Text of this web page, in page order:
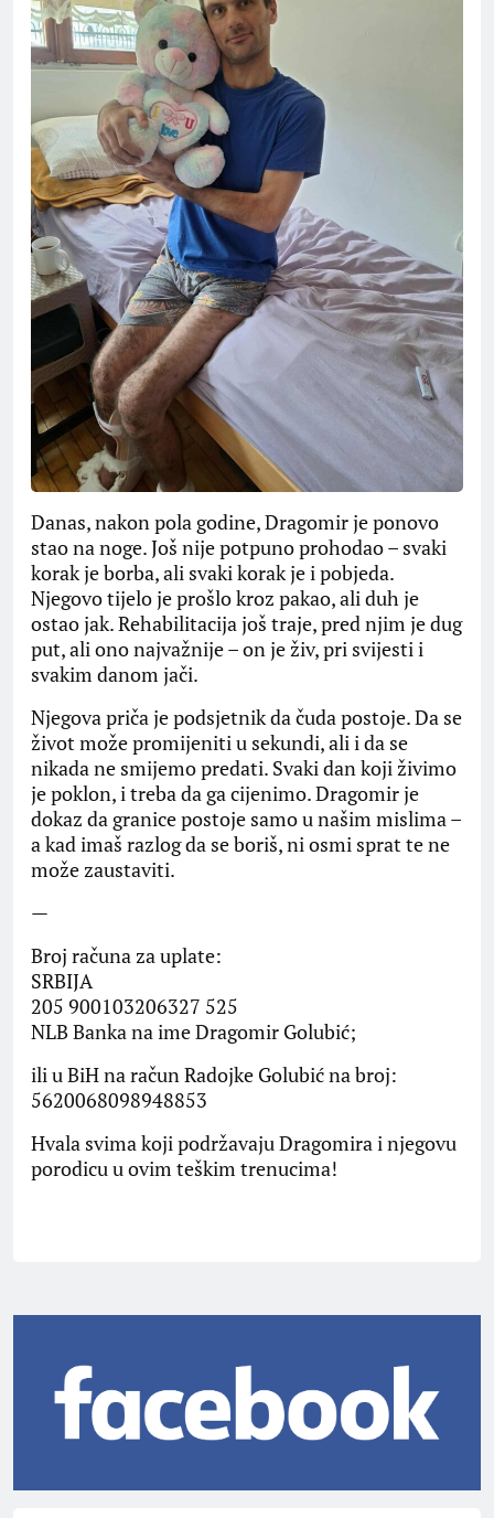
Danas, nakon pola godine, Dragomir je ponovo
stao na noge. Još nije potpuno prohodao – svaki
korak je borba, ali svaki korak je i pobjeda.
Njegovo tijelo je prošlo kroz pakao, ali duh je
ostao jak. Rehabilitacija još traje, pred njim je dug
put, ali ono najvažnije – on je živ, pri svijesti i
svakim danom jači.
Njegova priča je podsjetnik da čuda postoje. Da se
život može promijeniti u sekundi, ali i da se
nikada ne smijemo predati. Svaki dan koji živimo
je poklon, i treba da ga cijenimo. Dragomir je
dokaz da granice postoje samo u našim mislima –
a kad imaš razlog da se boriš, ni osmi sprat te ne
može zaustaviti.
—
Broj računa za uplate:
SRBIJA
205 900103206327 525
NLB Banka na ime Dragomir Golubić;
ili u BiH na račun Radojke Golubić na broj:
5620068098948853
Hvala svima koji podržavaju Dragomira i njegovu
porodicu u ovim teškim trenucima!